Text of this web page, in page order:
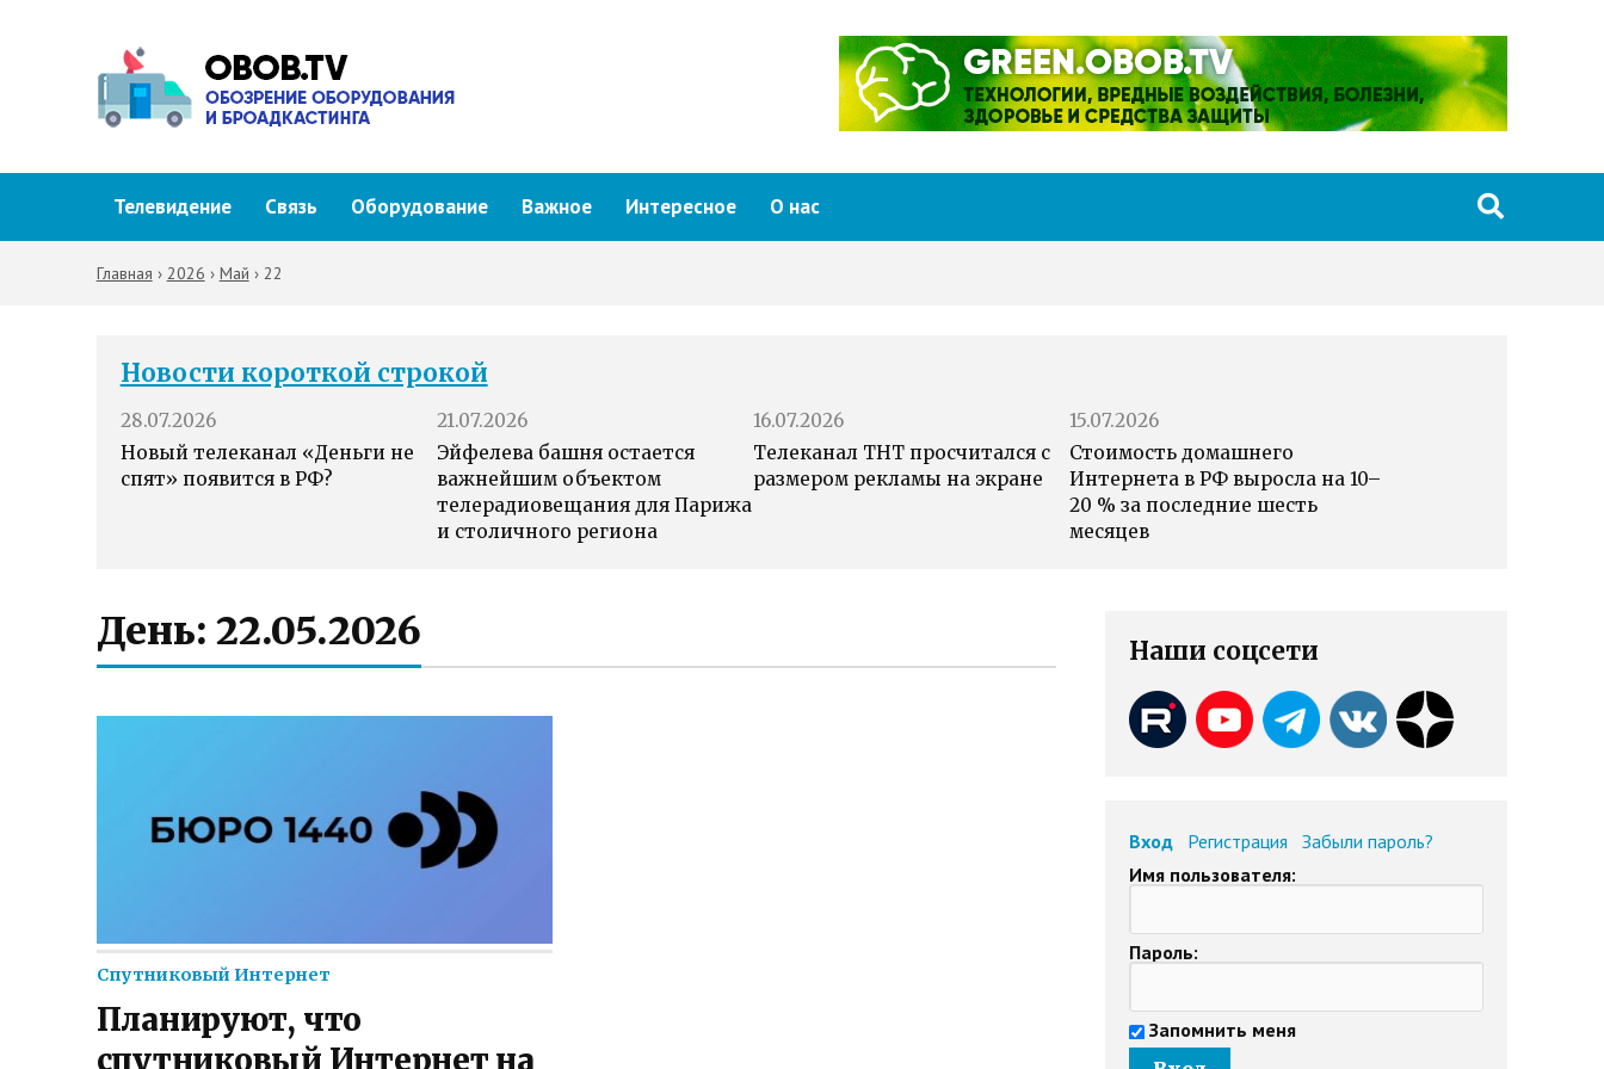
Телевидение Связь Оборудование Важное Интересное О нас
Главная › 2026 › Май › 22
Новости короткой строкой
28.07.2026
Новый телеканал «Деньги не
спят» появится в РФ?
21.07.2026
Эйфелева башня остается
важнейшим объектом
телерадиовещания для Парижа
и столичного региона
16.07.2026
Телеканал ТНТ просчитался с
размером рекламы на экране
15.07.2026
Стоимость домашнего
Интернета в РФ выросла на 10–
20 % за последние шесть
месяцев
День: 22.05.2026
Спутниковый Интернет
Планируют, что
спутниковый Интернет на
Наши соцсети
Вход Регистрация
Забыли пароль?
Имя пользователя:
Пароль:
Запомнить меня